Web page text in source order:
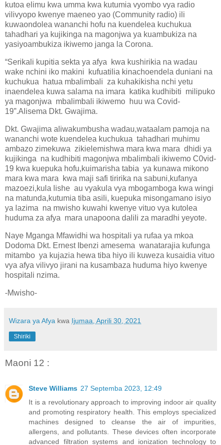
kutoa elimu kwa umma kwa kutumia vyombo vya radio
vilivyopo kwenye maeneo yao (Community radio) ili
kuwaondolea wananchi hofu na kuendelea kuchukua
tahadhari ya kujikinga na magonjwa ya kuambukiza na
yasiyoambukiza ikiwemo janga la Corona.
“Serikali kupitia sekta ya afya kwa kushirikia na wadau
wake nchini iko makini kufuatilia kinachoendela duniani na
kuchukua hatua mbalimbali za kuhakikisha nchi yetu
inaendelea kuwa salama na imara katika kudhibiti milipuko
ya magonjwa mbalimbali ikiwemo huu wa Covid-
19”.Alisema Dkt. Gwajima.
Dkt. Gwajima aliwakumbusha wadau,wataalam pamoja na
wananchi wote kuendelea kuchukua tahadhari muhimu
ambazo zimekuwa zikielemishwa mara kwa mara dhidi ya
kujikinga na kudhibiti magonjwa mbalimbali ikiwemo C0vid-
19 kwa kuepuka hofu,kuimarisha tabia ya kunawa mikono
mara kwa mara kwa maji safi tiririka na sabuni,kufanya
mazoezi,kula lishe au vyakula vya mbogamboga kwa wingi
na matunda,kutumia tiba asili, kuepuka misongamano isiyo
ya lazima na mwisho kuwahi kwenye vituo vya kutolea
huduma za afya mara unapoona dalili za maradhi yeyote.
Naye Mganga Mfawidhi wa hospitali ya rufaa ya mkoa
Dodoma Dkt. Ernest Ibenzi amesema wanatarajia kufunga
mitambo ya kujazia hewa tiba hiyo ili kuweza kusaidia vituo
vya afya vilivyo jirani na kusambaza huduma hiyo kwenye
hospitali nzima.
-Mwisho-
Wizara ya Afya kwa Ijumaa, Aprili 30, 2021
Shiriki
Maoni 12 :
Steve Williams 27 Septemba 2023, 12:49
It is a revolutionary approach to improving indoor air quality
and promoting respiratory health. This employs specialized
machines designed to cleanse the air of impurities,
allergens, and pollutants. These devices often incorporate
advanced filtration systems and ionization technology to